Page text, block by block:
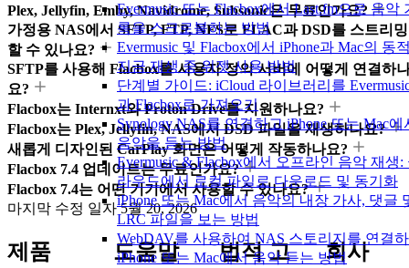
Evermusic 또는 Flacbox에서 Last.fm으로 음악
록을 스크로블하는 방법
Evermusic 및 Flacbox에서 iPhone과 Mac의 동
지금 재생 중 위젯 사용 방법
단계별 가이드: iCloud 라이브러리를
과 Flacbox로 가져오기
Synology NAS를 연결하고 iPhone 또는 Mac에
음악을 듣는 방법
Evermusic & Flacbox에서 오프라인 음악 재생:
라우드에서 로컬 파일로 다운로드 및 동기화
iPhone 또는 Mac에서 음악의 내장 가사, 댓글
LRC 파일을 보는 방법
WebDAV를 사용하여 NAS 스토리지를 연결
iPhone 또는 Mac에서 음악 듣는 방법
Plex, Jellyfin, Emby, Navidrome, Subsonic은 무료인가요?
가정용 NAS에서 SFTP, FTP, NFS로 FLAC과 DSD를 스트리밍
할 수 있나요?
SFTP를 사용해 Flacbox를 사용자 정의 서버에 어떻게 연결하
요?
Flacbox는 Internxt와 Proton Drive를 지원하나요?
Flacbox는 Plex, Jellyfin, NAS에서 DSD 파일을 재생하나요?
새롭게 디자인된 CarPlay 화면은 어떻게 작동하나요?
Flacbox 7.4 업데이트는 무료인가요?
Flacbox 7.4는 어떤 기기에서 사용할 수 있나요?
마지막 수정 일자5월 20, 2026
제품 도움말
법적 고
회사